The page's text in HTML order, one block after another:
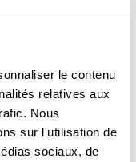
le contenu
relatives aux
Nous
sur l'utilisation de
sociaux, de